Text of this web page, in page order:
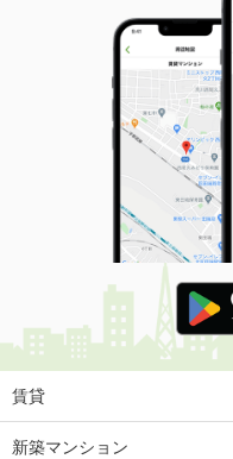
賃貸
新築マンション